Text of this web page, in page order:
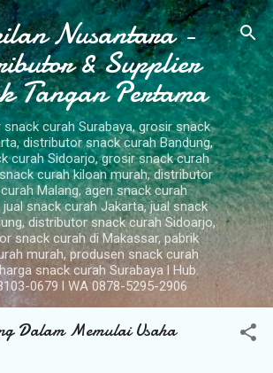
ke konten utama
Nusantara -
& Supplier
Tangan Pertama
curah Surabaya, grosir snack
distributor snack curah Bandung,
curah Sidoarjo, grosir snack curah
curah kiloan murah, distributor
Malang, agen snack curah
jual snack curah Jakarta, jual snack
distributor snack curah Sidoarjo,
snack curah di Makassar, pabrik
murah, produsen snack curah
snack curah Surabaya l Hub.
0679 l WA 0878-5295-2906
Dalam Memulai Usaha